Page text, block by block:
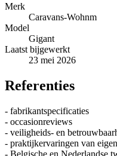
Merk
Caravans-Wohnm
Model
Gigant
Laatst bijgewerkt
23 mei 2026
Referenties
- fabrikantspecificaties
- occasionreviews
- veiligheids- en
- praktijkervaringen van
- Belgische en Nederlandse